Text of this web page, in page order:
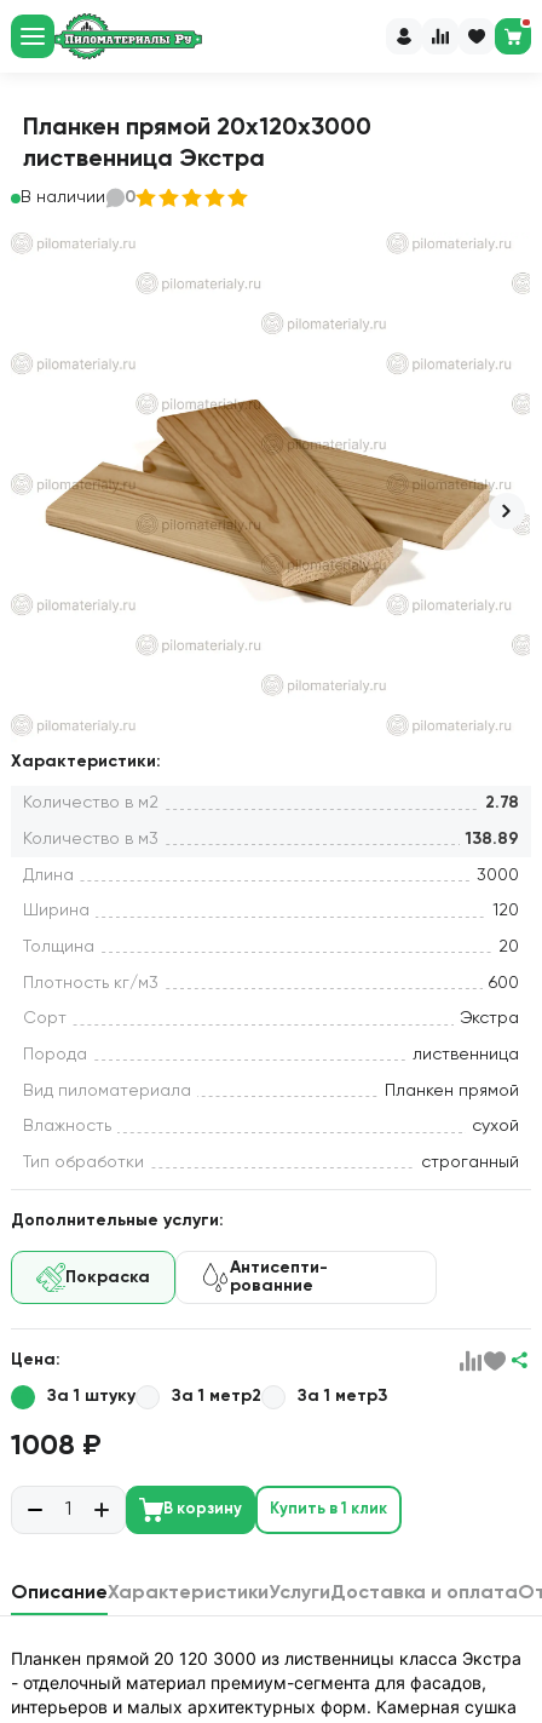
Планкен прямой 20х120х3000
лиственница Экстра
В наличии 0
Характеристики:
Количество в м2 2.78
Количество в м3 138.89
Длина 3000
Ширина 120
Толщина 20
Плотность кг/м3 600
Сорт Экстра
Порода лиственница
Вид пиломатериала Планкен прямой
Влажность сухой
Тип обработки строганный
Дополнительные услуги:
Покраска
Антисепти-
рованние
Цена:
За 1 штуку За 1 метр2 За 1 метр3
1008 ₽
В корзину Купить в 1 клик
ОписаниеХарактеристикиУслугиДоставка и оплата
Планкен прямой 20 120 3000 из лиственницы класса Экстра
- отделочный материал премиум-сегмента для фасадов,
интерьеров и малых архитектурных форм. Камерная сушка